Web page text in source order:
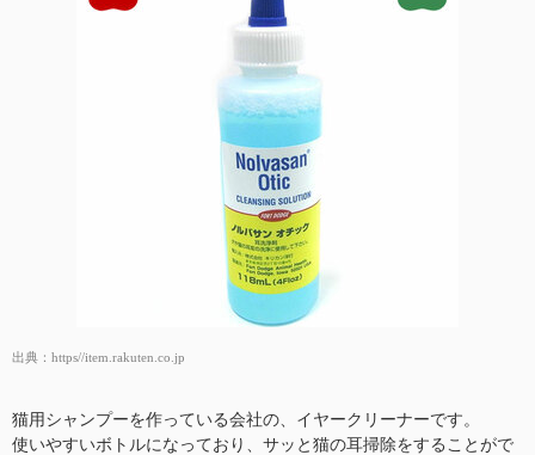
出典： https//item.rakuten.co.jp
猫用シャンプーを作っている会社の、イヤークリーナーです。
使いやすいボトルになっており、サッと猫の耳掃除をすることがで